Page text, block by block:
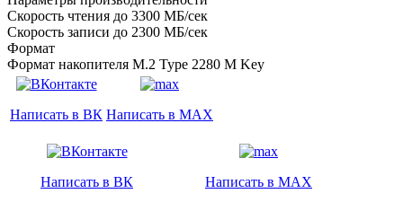
Скорость чтения до 3300 МБ/сек
Скорость записи до 2300 МБ/сек
Формат
Формат накопителя M.2 Type 2280 M Key
Написать в ВК Написать в MAX
Написать в ВК Написать в MAX